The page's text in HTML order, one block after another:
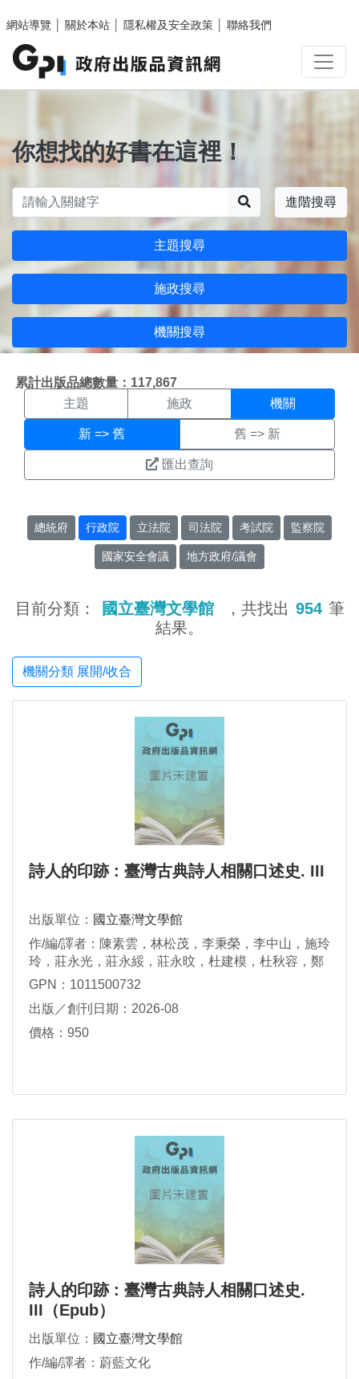
網站導覽
關於本站 隱私權及安全政策 聯絡我們
你想找的好書在這裡！
進階搜尋
主題搜尋
施政搜尋
機關搜尋
累計出版品總數量：117,867
機關搜尋結果頁面
主題 施政 機關
新 => 舊 舊 => 新
匯出查詢
總統府 行政院 立法院 司法院 考試院 監察院
國家安全會議 地方政府/議會
目前分類： 國立臺灣文學館 ，共找出 954 筆
結果。
機關分類 展開/收合
詩人的印跡 : 臺灣古典詩人相關口述史. III
出版單位： 國立臺灣文學館
作/編/譯者：陳素雲，林松茂，李秉榮，李中山，施玲
玲，莊永光，莊永綏，莊永旼，杜建模，杜秋容，鄭
麒傑，黃綉珠，施鏘鏘，許經霖，許月英，王烱如，
GPN：1011500732
出版／創刊日期：2026-08
價格：950
詩人的印跡 : 臺灣古典詩人相關口述史.
III（Epub）
出版單位： 國立臺灣文學館
作/編/譯者：蔚藍文化